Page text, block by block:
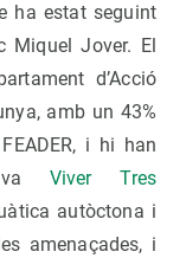
ha estat seguint
Miquel Jover. El
d’Acció
amb un 43%
i hi han
Viver Tres
autòctona i
amenaçades, i